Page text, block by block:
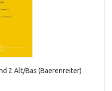
2 Alt/Bas (Baerenreiter)